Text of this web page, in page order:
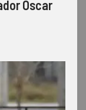
Oscar